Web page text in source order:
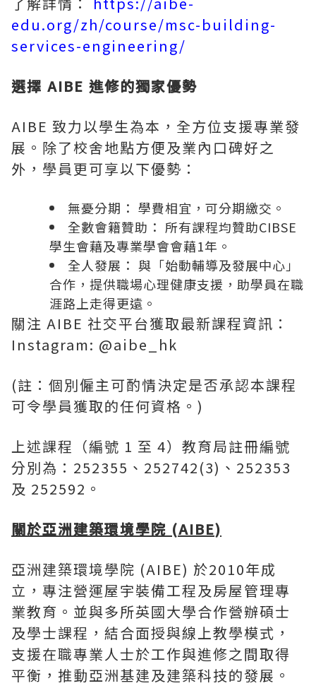
edu.org/zh/course/msc-building-
services-engineering/
選擇 AIBE 進修的獨家優勢
AIBE 致力以學生為本， 全方位支援專業發
展 。除了校舍地點方便及業內口碑好之
外， 學員更可享以下優勢：
無憂分期： 學費相宜，可分期繳交。
全數會籍贊助： 所有課程均贊助CIBSE
學生會藉及專業學會會藉1年。
全人發展： 與「始動輔導及發展中心」
合作，提供職場心理健康支援，助學員在職
涯路上走得更遠。
關注 AIBE 社交平台獲取最新課程資訊：
Instagram: @aibe_hk
(註：個別僱主可酌情決定是否承認本課程
可令學員獲取的任何資格。)
上述課程（編號 1 至 4）教育局註冊編號
分別為：252355、252742(3)、252353
及 252592。
關於亞洲建築環境學院 (AIBE)
亞洲建築環境學院 (AIBE) 於2010年成
立，專注營運屋宇裝備工程及房屋管理專
業教育。並與多所英國大學合作營辦碩士
及學士課程，結合面授與線上教學模式，
支援在職專業人士於工作與進修之間取得
平衡，推動亞洲基建及建築科技的發展。